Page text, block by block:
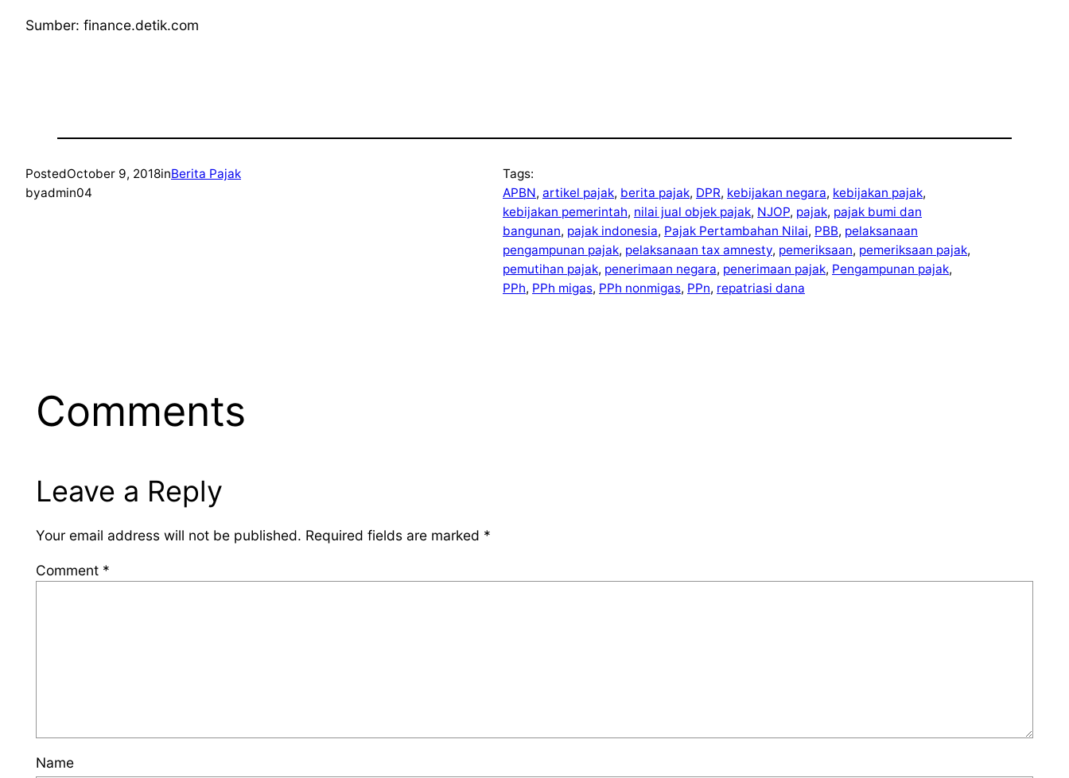
Sumber: finance.detik.com
PostedOctober 9, 2018inBerita Pajak
byadmin04
Tags:
APBN, artikel pajak, berita pajak, DPR, kebijakan negara, kebijakan pajak
kebijakan pemerintah, nilai jual objek pajak, NJOP, pajak, pajak bumi dan
bangunan, pajak indonesia, Pajak Pertambahan Nilai, PBB, pelaksanaan
pengampunan pajak, pelaksanaan tax amnesty, pemeriksaan, pemeriksaan pajak
pemutihan pajak, penerimaan negara, penerimaan pajak, Pengampunan pajak
PPh, PPh migas, PPh nonmigas, PPn, repatriasi dana
Comments
Leave a Reply
Your email address will not be published. Required fields are marked *
Comment *
Name